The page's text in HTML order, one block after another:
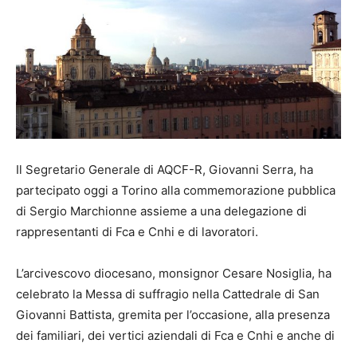
Il Segretario Generale di AQCF-R, Giovanni Serra, ha
partecipato oggi a Torino alla commemorazione pubblica
di Sergio Marchionne assieme a una delegazione di
rappresentanti di Fca e Cnhi e di lavoratori.
L’arcivescovo diocesano, monsignor Cesare Nosiglia, ha
celebrato la Messa di suffragio nella Cattedrale di San
Giovanni Battista, gremita per l’occasione, alla presenza
dei familiari, dei vertici aziendali di Fca e Cnhi e anche di